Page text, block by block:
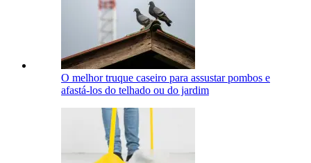
O melhor truque caseiro para assustar pombos e
afastá-los do telhado ou do jardim